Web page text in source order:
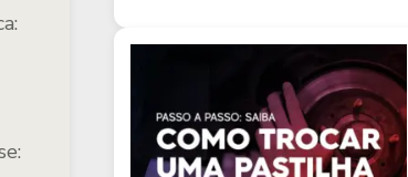
acabando mais r...